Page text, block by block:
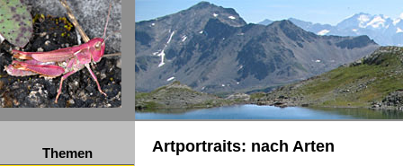
Themen Artportraits: nach Arten